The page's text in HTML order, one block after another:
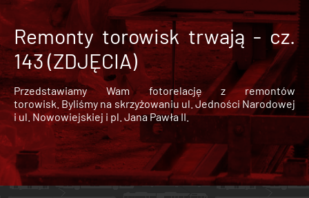
Remonty torowisk trwają - cz.
143 (ZDJĘCIA)
Przedstawiamy Wam fotorelację z remontów
torowisk. Byliśmy na skrzyżowaniu ul. Jedności Narodowej
i ul. Nowowiejskiej i pl. Jana Pawła II.